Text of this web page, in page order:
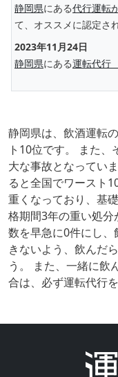
静岡県にある代行運転
て、オススメに認定さ
2023年11月24日
静岡県にある運転代行
静岡県は、飲酒運転
ト10位です。 また
大な事故となってい
ると全国でワースト
重くなっており、基
格期間3年の重い処
数を早急に0件にし
きないよう、飲んだ
う。 また、一緒に飲
合は、必ず運転代行